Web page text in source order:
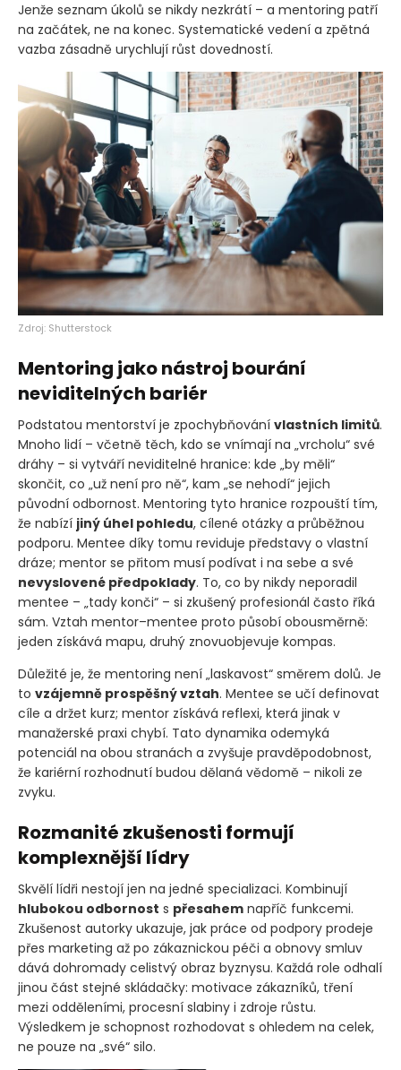
Jenže seznam úkolů se nikdy nezkrátí – a mentoring patří
na začátek, ne na konec. Systematické vedení a zpětná
vazba zásadně urychlují růst dovedností.
Zdroj: Shutterstock
Mentoring jako nástroj bourání
neviditelných bariér
Podstatou mentorství je zpochybňování vlastních limitů.
Mnoho lidí – včetně těch, kdo se vnímají na „vrcholu“ své
dráhy – si vytváří neviditelné hranice: kde „by měli“
skončit, co „už není pro ně“, kam „se nehodí“ jejich
původní odbornost. Mentoring tyto hranice rozpouští tím,
že nabízí jiný úhel pohledu, cílené otázky a průběžnou
podporu. Mentee díky tomu reviduje představy o vlastní
dráze; mentor se přitom musí podívat i na sebe a své
nevyslovené předpoklady. To, co by nikdy neporadil
mentee – „tady konči“ – si zkušený profesionál často říká
sám. Vztah mentor–mentee proto působí obousměrně:
jeden získává mapu, druhý znovuobjevuje kompas.
Důležité je, že mentoring není „laskavost“ směrem dolů. Je
to vzájemně prospěšný vztah. Mentee se učí definovat
cíle a držet kurz; mentor získává reflexi, která jinak v
manažerské praxi chybí. Tato dynamika odemyká
potenciál na obou stranách a zvyšuje pravděpodobnost,
že kariérní rozhodnutí budou dělaná vědomě – nikoli ze
zvyku.
Rozmanité zkušenosti formují
komplexnější lídry
Skvělí lídři nestojí jen na jedné specializaci. Kombinují
hlubokou odbornost s přesahem napříč funkcemi.
Zkušenost autorky ukazuje, jak práce od podpory prodeje
přes marketing až po zákaznickou péči a obnovy smluv
dává dohromady celistvý obraz byznysu. Každá role odhalí
jinou část stejné skládačky: motivace zákazníků, tření
mezi odděleními, procesní slabiny i zdroje růstu.
Výsledkem je schopnost rozhodovat s ohledem na celek,
ne pouze na „své“ silo.